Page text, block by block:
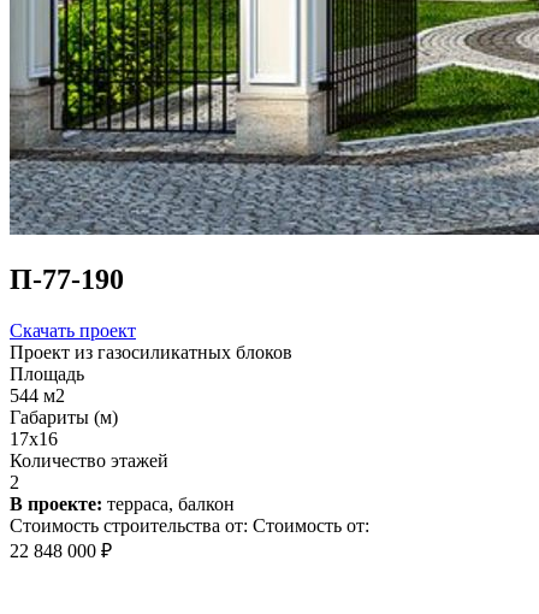
П-77-190
Скачать проект
Проект из газосиликатных блоков
Площадь
544 м2
Габариты (м)
17x16
Количество этажей
2
В проекте: терраса, балкон
Стоимость строительства от: Стоимость от:
22 848 000 ₽